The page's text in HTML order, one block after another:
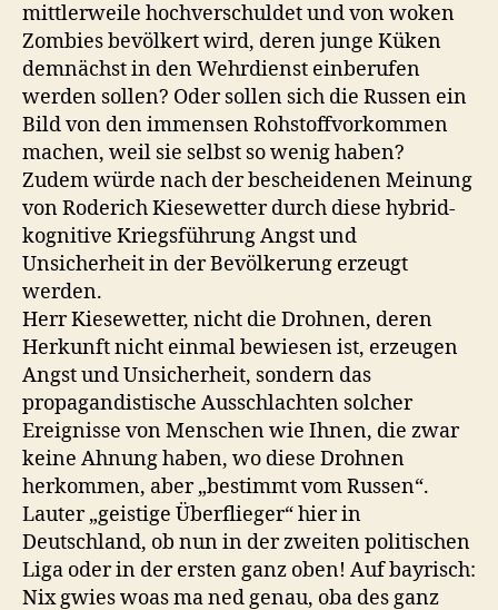
mittlerweile hochverschuldet und von woken
Zombies bevölkert wird, deren junge Küken
demnächst in den Wehrdienst einberufen
werden sollen? Oder sollen sich die Russen ein
Bild von den immensen Rohstoffvorkommen
machen, weil sie selbst so wenig haben?
Zudem würde nach der bescheidenen Meinung
von Roderich Kiesewetter durch diese hybrid-
kognitive Kriegsführung Angst und
Unsicherheit in der Bevölkerung erzeugt
werden.
Herr Kiesewetter, nicht die Drohnen, deren
Herkunft nicht einmal bewiesen ist, erzeugen
Angst und Unsicherheit, sondern das
propagandistische Ausschlachten solcher
Ereignisse von Menschen wie Ihnen, die zwar
keine Ahnung haben, wo diese Drohnen
herkommen, aber „bestimmt vom Russen“.
Lauter „geistige Überflieger“ hier in
Deutschland, ob nun in der zweiten politischen
Liga oder in der ersten ganz oben! Auf bayrisch:
Nix gwies woas ma ned genau, oba des ganz